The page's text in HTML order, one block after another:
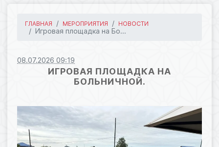
ГЛАВНАЯ МЕРОПРИЯТИЯ НОВОСТИ
Игровая площадка на Бо...
08.07.2026 09:19
ИГРОВАЯ ПЛОЩАДКА НА
БОЛЬНИЧНОЙ.